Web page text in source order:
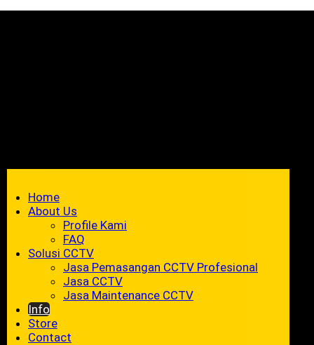
Home
About Us
Profile Kami
FAQ
Solusi CCTV
Jasa Pemasangan CCTV Profesional
Jasa CCTV
Jasa Maintenance CCTV
Info
Store
Contact